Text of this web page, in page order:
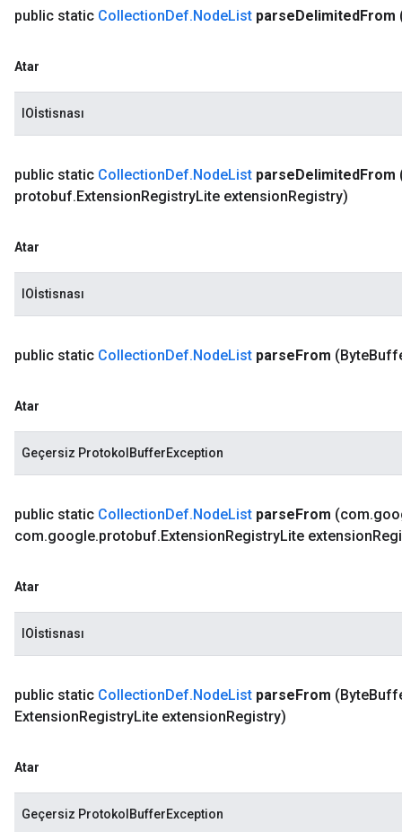
public static CollectionDef.NodeList parseDelimitedFrom
Atar
IOİstisnası
public static CollectionDef.NodeList parseDelimitedFrom
protobuf.ExtensionRegistryLite extensionRegistry)
Atar
IOİstisnası
public static CollectionDef.NodeList parseFrom (Byte
Atar
Geçersiz ProtokolBufferException
public static CollectionDef.NodeList parseFrom (com.
com.google.protobuf.ExtensionRegistryLite extension
Atar
IOİstisnası
public static CollectionDef.NodeList parseFrom (Byte
ExtensionRegistryLite extensionRegistry)
Atar
Geçersiz ProtokolBufferException